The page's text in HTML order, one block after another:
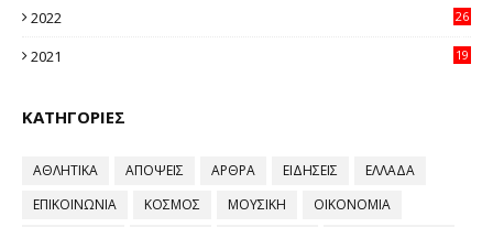
2022
26
2021
19
ΚΑΤΗΓΟΡΙΕΣ
ΑΘΛΗΤΙΚΑ ΑΠΟΨΕΙΣ ΑΡΘΡΑ ΕΙΔΗΣΕΙΣ
ΕΛΛΑΔΑ
ΕΠΙΚΟΙΝΩΝΙΑ
ΚΟΣΜΟΣ ΜΟΥΣΙΚΗ
ΟΙΚΟΝΟΜΙΑ